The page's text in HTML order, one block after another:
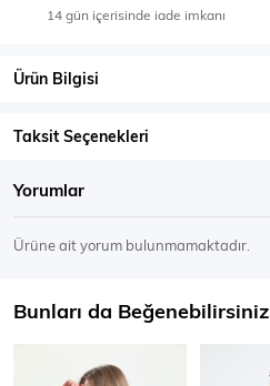
14 gün içerisinde iade imkanı
Ürün Bilgisi
Taksit Seçenekleri
Yorumlar
Ürüne ait yorum bulunmamaktadır.
Bunları da Beğenebilirsiniz